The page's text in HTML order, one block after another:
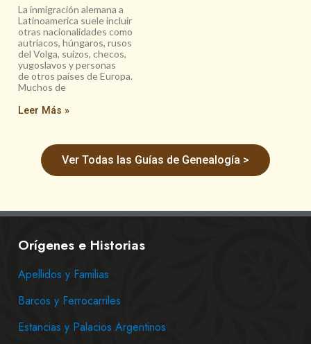
La inmigración alemana a
Latinoamerica suele incluir
otras nacionalidades como
autríacos, húngaros, rusos
del Volga, suizos, checos,
yugoslavos y personas
de otros países de Europa.
Muchos de
Leer Más »
Ver Todas las Guías de Genealogía >
Orígenes e Historias
Apellidos y Familias
Barcos y Ferrocarriles
Estancias y Palacios Argentinos